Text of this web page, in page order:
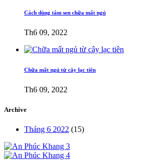
Cách dùng tâm sen chữa mất ngủ
Th6 09, 2022
Chữa mất ngủ từ cây lạc tiên
Th6 09, 2022
Archive
Tháng 6 2022 (15)